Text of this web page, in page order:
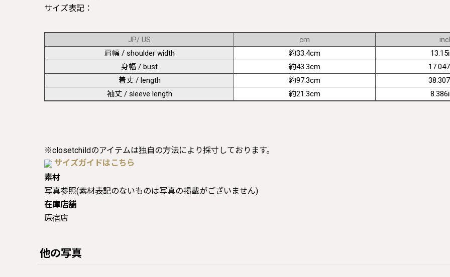
サイズ表記：
JP/ US cm
肩幅 / shoulder width
約33.4cm
身幅 / bust
約43.3cm
着丈 / length
約97.3cm
袖丈 / sleeve length
約21.3cm
※closetchildのアイテムは独自の方法により採寸しております。
サイズガイドはこちら
素材
写真参照(素材表記のないものは写真の掲載がございません)
在庫店舗
原宿店
他の写真